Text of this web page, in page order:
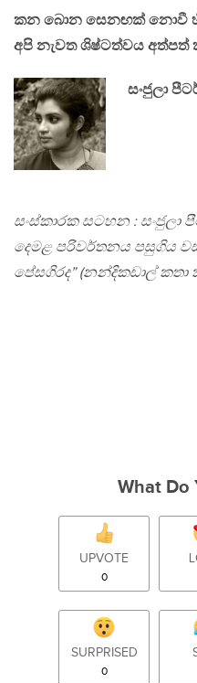
කන බොන සෙනඟක් නොවී
අපි නැවත ශිෂ්ටත්වය
සංජුලා
සංස්කාරක සටහන :
දෙමළ පරිවර්තනය පසුගිය
පේසගිරද” (නන්දිකඩාල්
What Do
UPVOTE
0
SURPRISED
0